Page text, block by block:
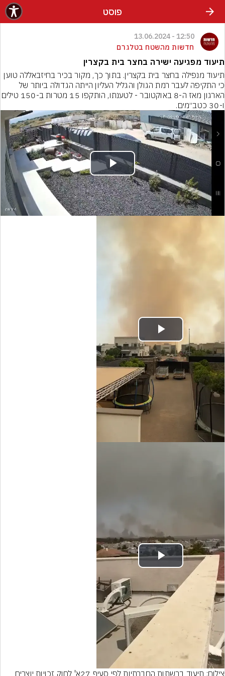
פוסט
12:50 - 13.06.2024
חדשות מהשטח בטלגרם
תיעוד מפגיעה ישירה בחצר בית בקצרין
ו-30 כטב״מים.
Play
Video
Play
Video
Play
Video
צילום: תיעוד ברשתות החברתיות לפי סעיף 27א' לחוק זכויות יוצרים